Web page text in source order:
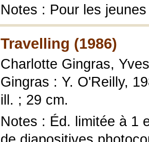
Notes : Pour les
Travelling (1986)
Charlotte Gingras,
Gingras : Y. O'Reilly,
ill. ; 29 cm.
Notes : Éd. limitée à 1